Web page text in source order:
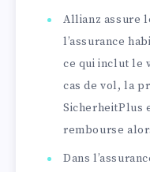
Allianz assure
l’assurance
ce qui inclut le
cas de vol, la
SicherheitPlus
rembourse
Dans